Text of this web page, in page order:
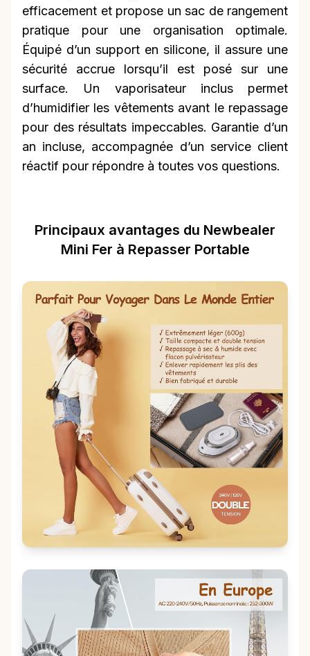
efficacement et propose un sac de rangement
pratique pour une organisation optimale.
Équipé d’un support en silicone, il assure une
sécurité accrue lorsqu’il est posé sur une
surface. Un vaporisateur inclus permet
d’humidifier les vêtements avant le repassage
pour des résultats impeccables. Garantie d’un
an incluse, accompagnée d’un service client
réactif pour répondre à toutes vos questions.
Principaux avantages du Newbealer
Mini Fer à Repasser Portable